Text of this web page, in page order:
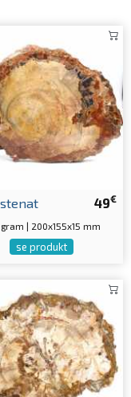
49€
| 200x155x15 mm
se produkt